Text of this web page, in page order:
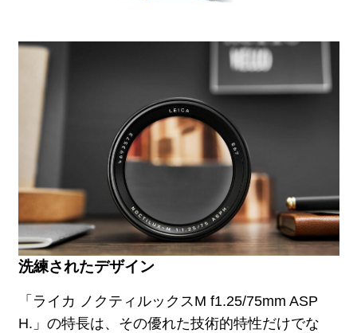
洗練されたデザイン
「ライカ ノクティルックスM f1.25/75mm ASP
H.」の特長は、その優れた技術的特性だけでな